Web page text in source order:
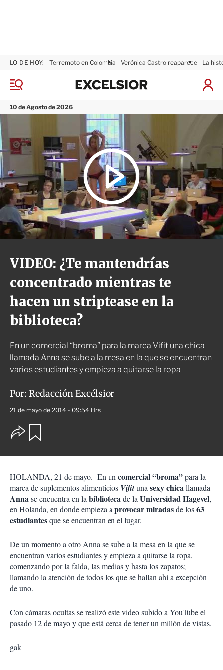
M
n
ú
10 de Agosto de 2026
LO DE HOY: Terremoto en Colombia Verónica Castro reaparece La
I
i
i
ó
n
x
l
i
o
r
VIDEO: ¿Te mantendrías
concentrado mientras te
hacen un striptease en la
biblioteca?
En un comercial “broma” para la marca Vifit una chica
llamada Anna se sube a la mesa en la que se encuentran
varios estudiantes y empieza a quitarse la ropa
Por: Redacción Excélsior
21 de mayo de 2014 - 09:54 Hrs
O
p
i
n
e
d
e
c
m
a
r
t
i
r
a
r
HOLANDA, 21 de mayo.- En un comercial “broma”para la
marca de suplementos alimenticios Vifituna sexy chicallamada
Annase encuentra en la bibliotecade la Universidad Hagevel,
en Holanda, en donde empieza a provocar miradasde los63
estudiantesque se encuentran en el lugar.
De un momento a otro Anna se sube a la mesa en la que se
encuentran varios estudiantes y empieza a quitarse la ropa,
comenzando por la falda, las medias y hasta los zapatos;
llamando la atención de todos los que se hallan ahí a excepción
de uno.
Con cámaras ocultas se realizó este video subido a YouTube el
pasado 12 de mayo y que está cerca de tener un millón de vistas.
gak